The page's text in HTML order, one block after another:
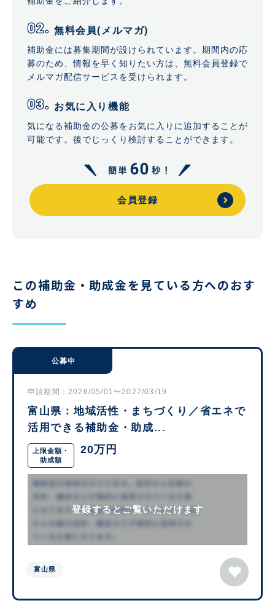
無料会員(メルマガ)
補助金には募集期間が設けられています。期間内の応
募のため、情報を早く知りたい方は、無料会員登録で
メルマガ配信サービスを受けられます。
お気に入り機能
気になる補助金の公募をお気に入りに追加することが
可能です。後でじっくり検討することができます。
会員登録
この補助金・助成金を見ている方へのおす
すめ
公募中
申請期間：2026/05/01〜2027/03/19
富山県：地域活性・まちづくり／省エネで
活用できる補助金・助成...
上限金額・
助成額
20万円
登録するとご覧いただけます
富山県